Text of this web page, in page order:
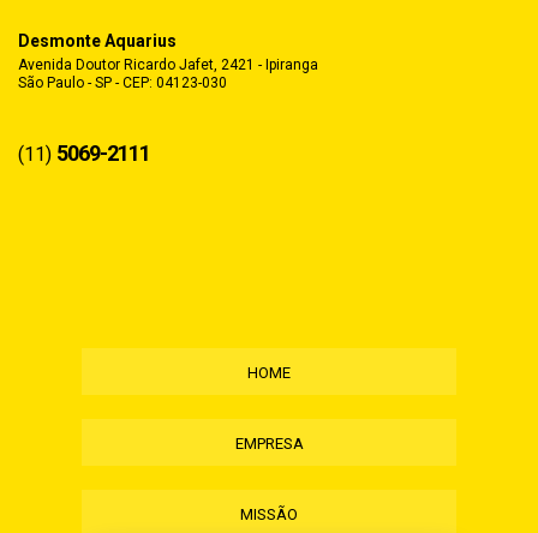
Desmonte Aquarius
Avenida Doutor Ricardo Jafet, 2421 - Ipiranga
São Paulo - SP - CEP: 04123-030
(11) 5069-2111
HOME
EMPRESA
MISSÃO